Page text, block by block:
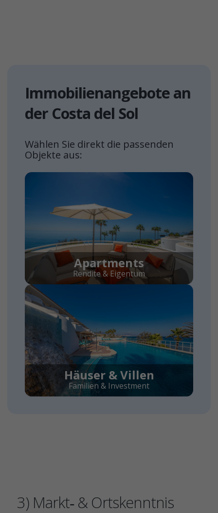
Immobilienangebote an
der Costa del Sol
Wählen Sie direkt die passenden
Objekte aus:
Apartments
Rendite & Eigentum
Häuser & Villen
Familien & Investment
3) Markt‑ & Ortskenntnis